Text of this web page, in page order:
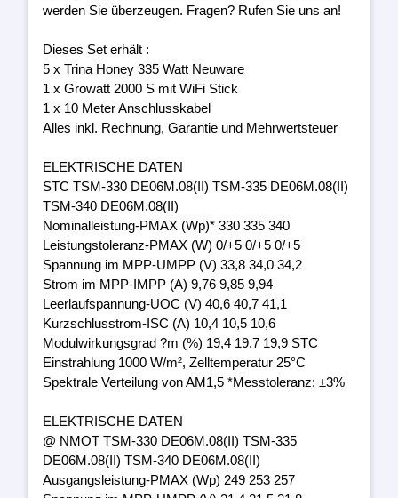
werden Sie überzeugen. Fragen? Rufen Sie uns an!
Dieses Set erhält :
5 x Trina Honey 335 Watt Neuware
1 x Growatt 2000 S mit WiFi Stick
1 x 10 Meter Anschlusskabel
Alles inkl. Rechnung, Garantie und Mehrwertsteuer
ELEKTRISCHE DATEN
STC TSM-330 DE06M.08(II) TSM-335 DE06M.08(II)
TSM-340 DE06M.08(II)
Nominalleistung-PMAX (Wp)* 330 335 340
Leistungstoleranz-PMAX (W) 0/+5 0/+5 0/+5
Spannung im MPP-UMPP (V) 33,8 34,0 34,2
Strom im MPP-IMPP (A) 9,76 9,85 9,94
Leerlaufspannung-UOC (V) 40,6 40,7 41,1
Kurzschlusstrom-ISC (A) 10,4 10,5 10,6
Modulwirkungsgrad ?m (%) 19,4 19,7 19,9 STC
Einstrahlung 1000 W/m², Zelltemperatur 25°C
Spektrale Verteilung von AM1,5 *Messtoleranz: ±3%
ELEKTRISCHE DATEN
@ NMOT TSM-330 DE06M.08(II) TSM-335
DE06M.08(II) TSM-340 DE06M.08(II)
Ausgangsleistung-PMAX (Wp) 249 253 257